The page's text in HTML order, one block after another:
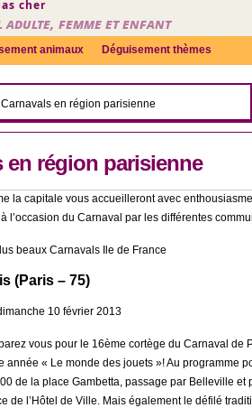
cher
adulte, femme et enfant
animaux Déguisement thèmes
Déguisements par genre Idées
Carnavals en région parisienne
en région parisienne
la capitale vous accueilleront avec
l’occasion du Carnaval par les différentes
beaux Carnavals Ile de France
(Paris – 75)
10 février 2013
vous pour le 16ème cortège du Carnaval de
année « Le monde des jouets »! Au programme
de la place Gambetta, passage par Belleville
de l’Hôtel de Ville. Mais également le défilé